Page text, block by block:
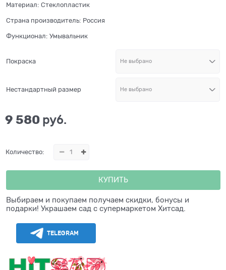
Материал: Стеклопластик
Страна производитель: Россия
Функционал: Умывальник
Покраска
Нестандартный размер
9 580 руб.
Количество:
КУПИТЬ
Выбираем и покупаем получаем скидки, бонусы и
подарки! Украшаем сад с супермаркетом Хитсад.
TELEGRAM